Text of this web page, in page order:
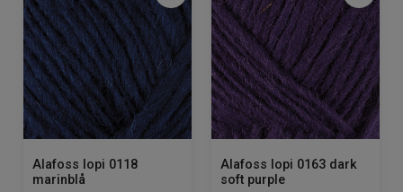
Alafoss lopi 0118
marinblå
Alafoss lopi 0163 dark
soft purple